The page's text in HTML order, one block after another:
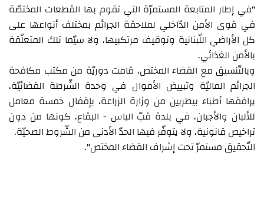
"في إطار المتابعة المستمرّة التي تقوم بها القطعات المختصّة
في قوى الأمن الدّاخلي لملاحقة الجرائم بمختلف أنواعها على
كل الأراضي اللّبنانية وتوقيف مرتكبيها، ولا سيّما تلك المتعلّقة
بالأمن الغذائي.
وبالتّنسيق مع القضاء المختص، قامت دوريّة من مكتب مكافحة
الجرائم الماليّة وتبييض الأموال في وحدة الشّرطة القضائيّة،
يرافقها أطباء بيطريين من وزارة الزراعة، بإقفال خمسة معامل
للألبان والأجبان، في بلدة قبّ الياس - البقاع، كونها من دون
تراخيص قانونية، ولا يتوفّر فيها الحدّ الأدنى من الشّروط الصحيّة.
التّحقيق مستمرّ تحت إشراف القضاء المختص".